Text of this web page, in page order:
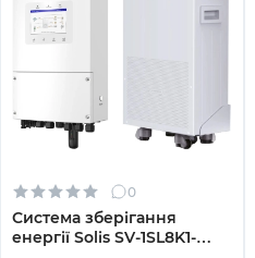
0
Система зберігання
енергії Solis SV-1SL8K1-